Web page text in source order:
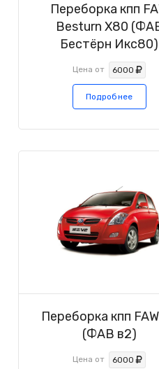
Переборка кпп
Besturn X80
Бестёрн Икс80)
Цена от 6000
Подробнее
Переборка кпп
(ФАВ в2)
Цена от 6000